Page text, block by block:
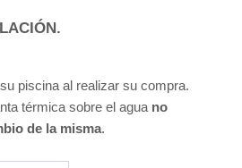
piscina al realizar su compra.
térmica sobre el agua no
de la misma.